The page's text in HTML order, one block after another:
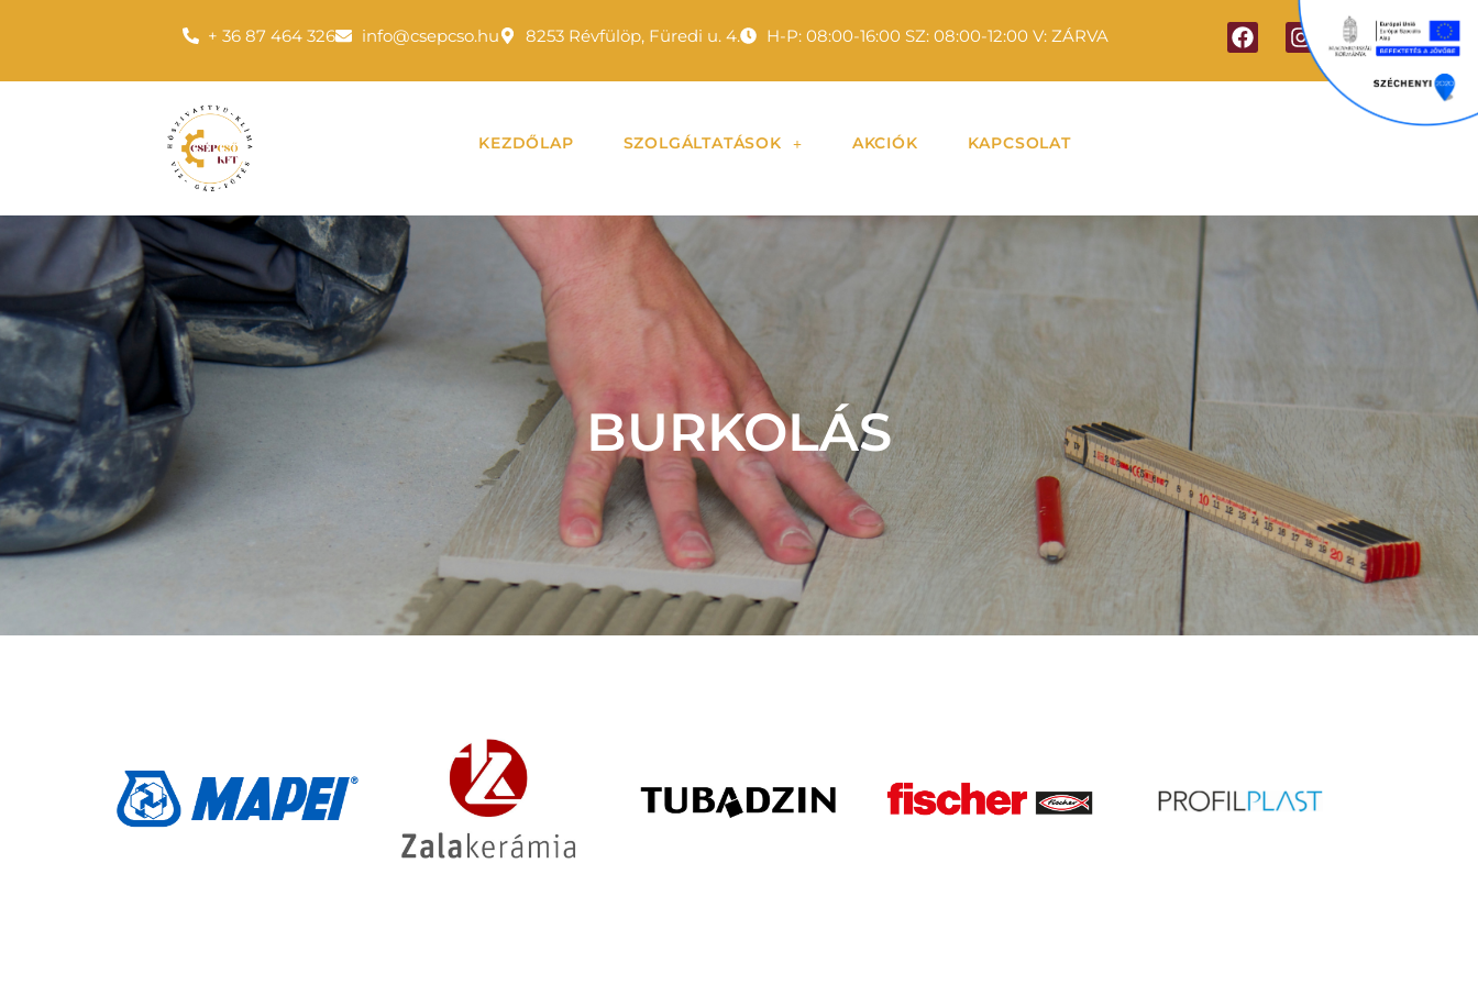
+ 36 87 464 326 info@csepcso.hu 8253 Révfülöp, Füredi u. 4. H-P: 08:00-16:00 SZ: 08:00-12:00 V: ZÁRVA
KEZDŐLAP SZOLGÁLTATÁSOK AKCIÓK KAPCSOLAT
BURKOLÁS